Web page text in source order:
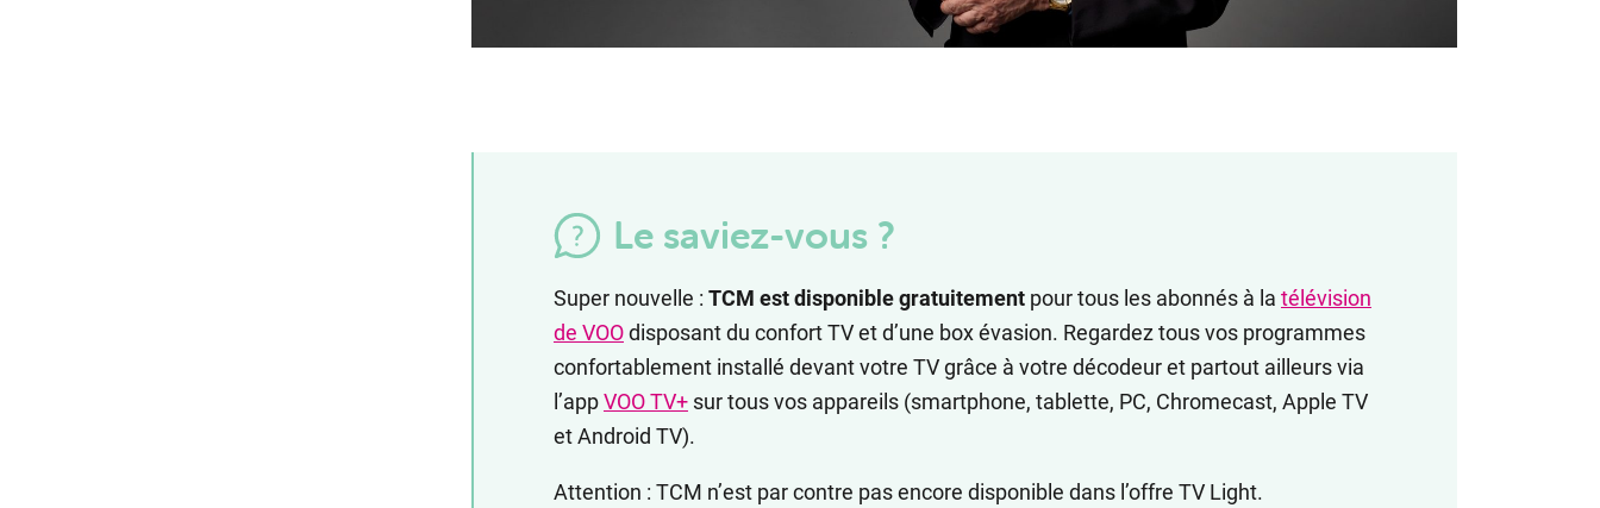
Le saviez-vous ?
Super nouvelle : TCM est disponible gratuitementpour tous les abonnés à la télévision
de VOOdisposant du confort TV et d’une box évasion. Regardez tous vos programmes
confortablement installé devant votre TV grâce à votre décodeur et partout ailleurs via
l’appVOO TV+sur tous vos appareils (smartphone, tablette, PC, Chromecast, Apple TV
et Android TV).
Attention : TCM n’est par contre pas encore disponible dans l’offre TV Light.